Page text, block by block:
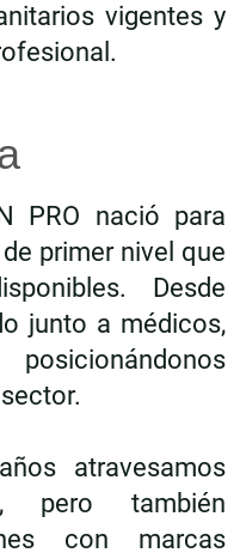
vigentes y
PRO nació para
primer nivel que
Desde
junto a médicos,
atravesamos
pero también
con marcas